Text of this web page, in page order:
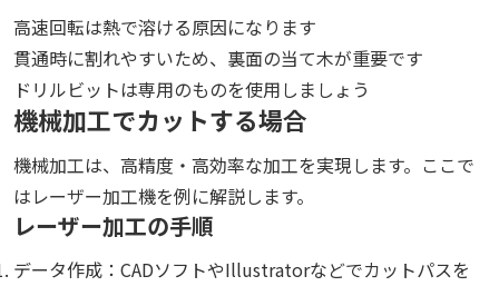
高速回転は熱で溶ける原因になります
貫通時に割れやすいため、裏面の当て木が重要です
ドリルビットは専用のものを使用しましょう
機械加工でカットする場合
機械加工は、高精度・高効率な加工を実現します。ここで
はレーザー加工機を例に解説します。
レーザー加工の手順
データ作成：CADソフトやIllustratorなどでカットパスを